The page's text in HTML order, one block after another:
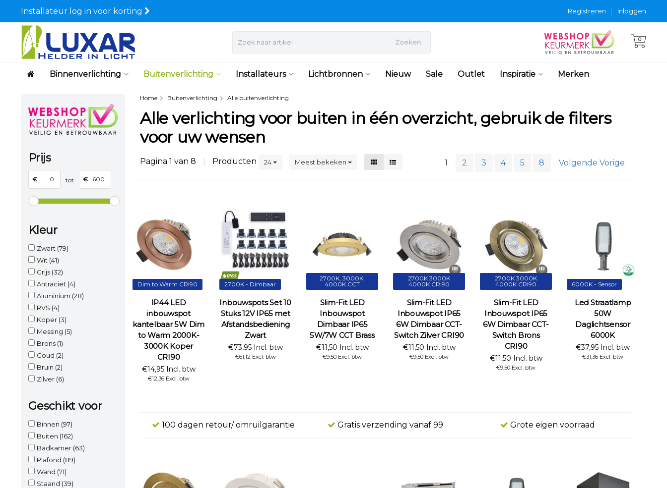
Installateur log in voor korting Inloggen
|
Registreren
Zoeken 0
Binnenverlichting Buitenverlichting Installateurs Lichtbronnen Nieuw Sale Outlet Inspiratie Merken
Prijs
€ tot €
Kleur
Zwart (79)
Wit (41)
Grijs (32)
Antraciet (4)
Aluminium (28)
RVS (4)
Koper (3)
Messing (5)
Brons (1)
Goud (2)
Bruin (2)
Zilver (6)
Geschikt voor
Binnen (97)
Buiten (162)
Badkamer (63)
Plafond (89)
Wand (71)
Staand (39)
Home Buitenverlichting Alle buitenverlichting
Alle verlichting voor buiten in één overzicht, gebruik de filters
voor uw wensen
Pagina 1 van 8 Producten 24 Meest bekeken 1 2 3 4 5 8 Volgende Vorige
Dim to Warm CRI90
IP44 LED
inbouwspot
kantelbaar 5W Dim
to Warm 2000K-
3000K Koper
CRI90
€14,95 Incl. btw
€12,36 Excl. btw
2700K - Dimbaar
Inbouwspots Set 10
Stuks 12V IP65 met
Afstandsbediening
Zwart
€73,95 Incl. btw
€61,12 Excl. btw
2700K, 3000K,
4000K CCT
Slim-Fit LED
Inbouwspot
Dimbaar IP65
5W/7W CCT Brass
€11,50 Incl. btw
€9,50 Excl. btw
2700K 3000K
4000K CRI90
Slim-Fit LED
Inbouwspot IP65
6W Dimbaar CCT-
Switch Zilver CRI90
€11,50 Incl. btw
€9,50 Excl. btw
2700K 3000K
4000K CRI90
Slim-Fit LED
Inbouwspot IP65
6W Dimbaar CCT-
Switch Brons
CRI90
€11,50 Incl. btw
€9,50 Excl. btw
6000K - Sensor
Led Straatlamp
50W
Daglichtsensor
6000K
€37,95 Incl. btw
€31,36 Excl. btw
100 dagen retour/ omruilgarantie Gratis verzending vanaf 99 Grote eigen voorraad